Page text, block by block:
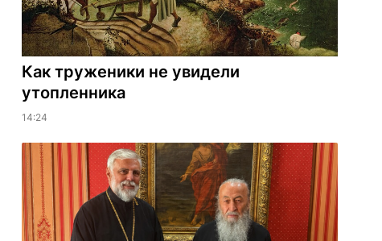
Как труженики не увидели
утопленника
14:24